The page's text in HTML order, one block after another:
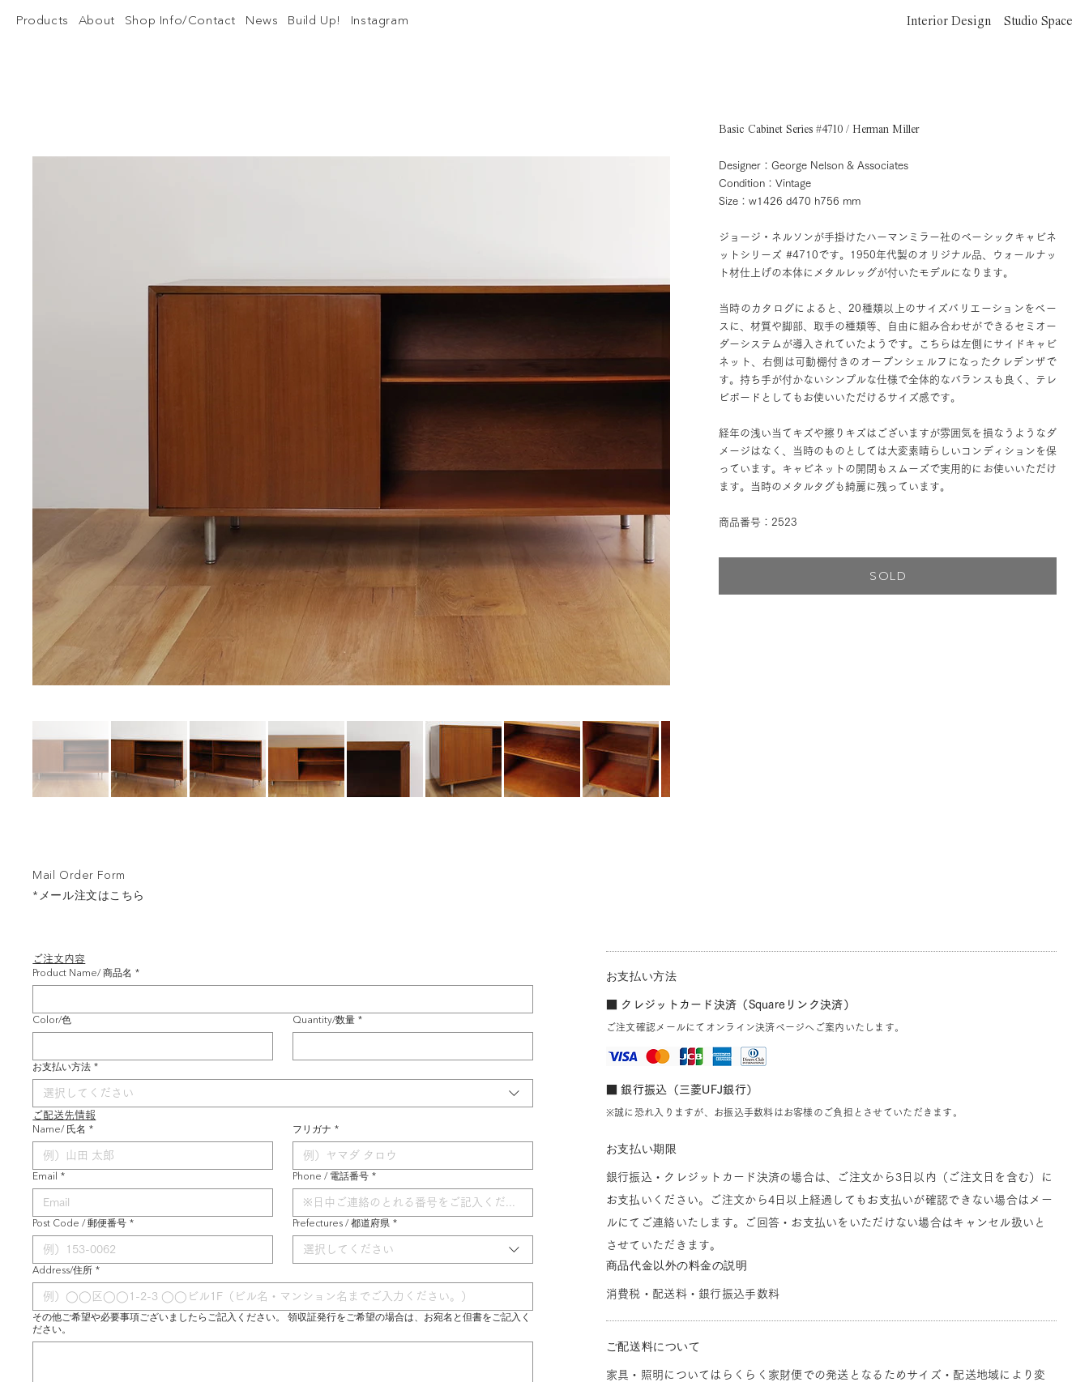
Interior Design Studio Space
Products About Shop Info/Contact News Build Up! Instagram
ご注文内容
Product Name/ 商品名 *
Color/色 Quantity/数量 *
お支払い方法 *
選択してください
ご配送先情報
Name/ 氏名 * フリガナ *
Email * Phone / 電話番号 *
Post Code / 郵便番号 * Prefectures / 都道府県 *
選択してください
Address/住所 *
その他ご希望や必要事項ございましたらご記入ください。 領収証発行をご希望の場合は、お宛名と但書をご記入く
ださい。
お支払い方法
■ クレジットカード決済（Squareリンク決済）
ご注文確認メールにてオンライン決済ページへご案内いたします。
■ 銀行振込（三菱UFJ銀行）
※誠に恐れ入りますが、お振込手数料はお客様のご負担とさせていただきます。
お支払い期限
銀行振込・クレジットカード決済の場合は、ご注文から3日以内（ご注文日を含む）に
お支払いください。ご注文から4日以上経過してもお支払いが確認できない場合はメー
ルにてご連絡いたします。ご回答・お支払いをいただけない場合はキャンセル扱いと
させていただきます。
商品代金以外の料金の説明
消費税・配送料・銀行振込手数料
ご配送料について
家具・照明についてはらくらく家財便での発送となるためサイズ・配送地域により変
Mail Order Form
*メール注文はこちら
Basic Cabinet Series #4710 / Herman Miller
Designer：George Nelson & Associates
Condition：Vintage
Size：w1426 d470 h756 mm
ジョージ・ネルソンが手掛けたハーマンミラー社のベーシックキャビネ
ットシリーズ #4710です。1950年代製のオリジナル品、ウォールナッ
ト材仕上げの本体にメタルレッグが付いたモデルになります。
当時のカタログによると、20種類以上のサイズバリエーションをベー
スに、材質や脚部、取手の種類等、自由に組み合わせができるセミオー
ダーシステムが導入されていたようです。こちらは左側にサイドキャビ
ネット、右側は可動棚付きのオープンシェルフになったクレデンザで
す。持ち手が付かないシンプルな仕様で全体的なバランスも良く、テレ
ビボードとしてもお使いいただけるサイズ感です。
経年の浅い当てキズや擦りキズはございますが雰囲気を損なうようなダ
メージはなく、当時のものとしては大変素晴らしいコンディションを保
っています。キャビネットの開閉もスムーズで実用的にお使いいただけ
ます。当時のメタルタグも綺麗に残っています。
商品番号：2523
SOLD